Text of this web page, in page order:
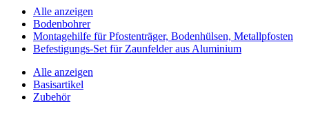
Alle anzeigen
Bodenbohrer
Montagehilfe für Pfostenträger, Bodenhülsen, Metallpfosten
Befestigungs-Set für Zaunfelder aus Aluminium
Alle anzeigen
Basisartikel
Zubehör